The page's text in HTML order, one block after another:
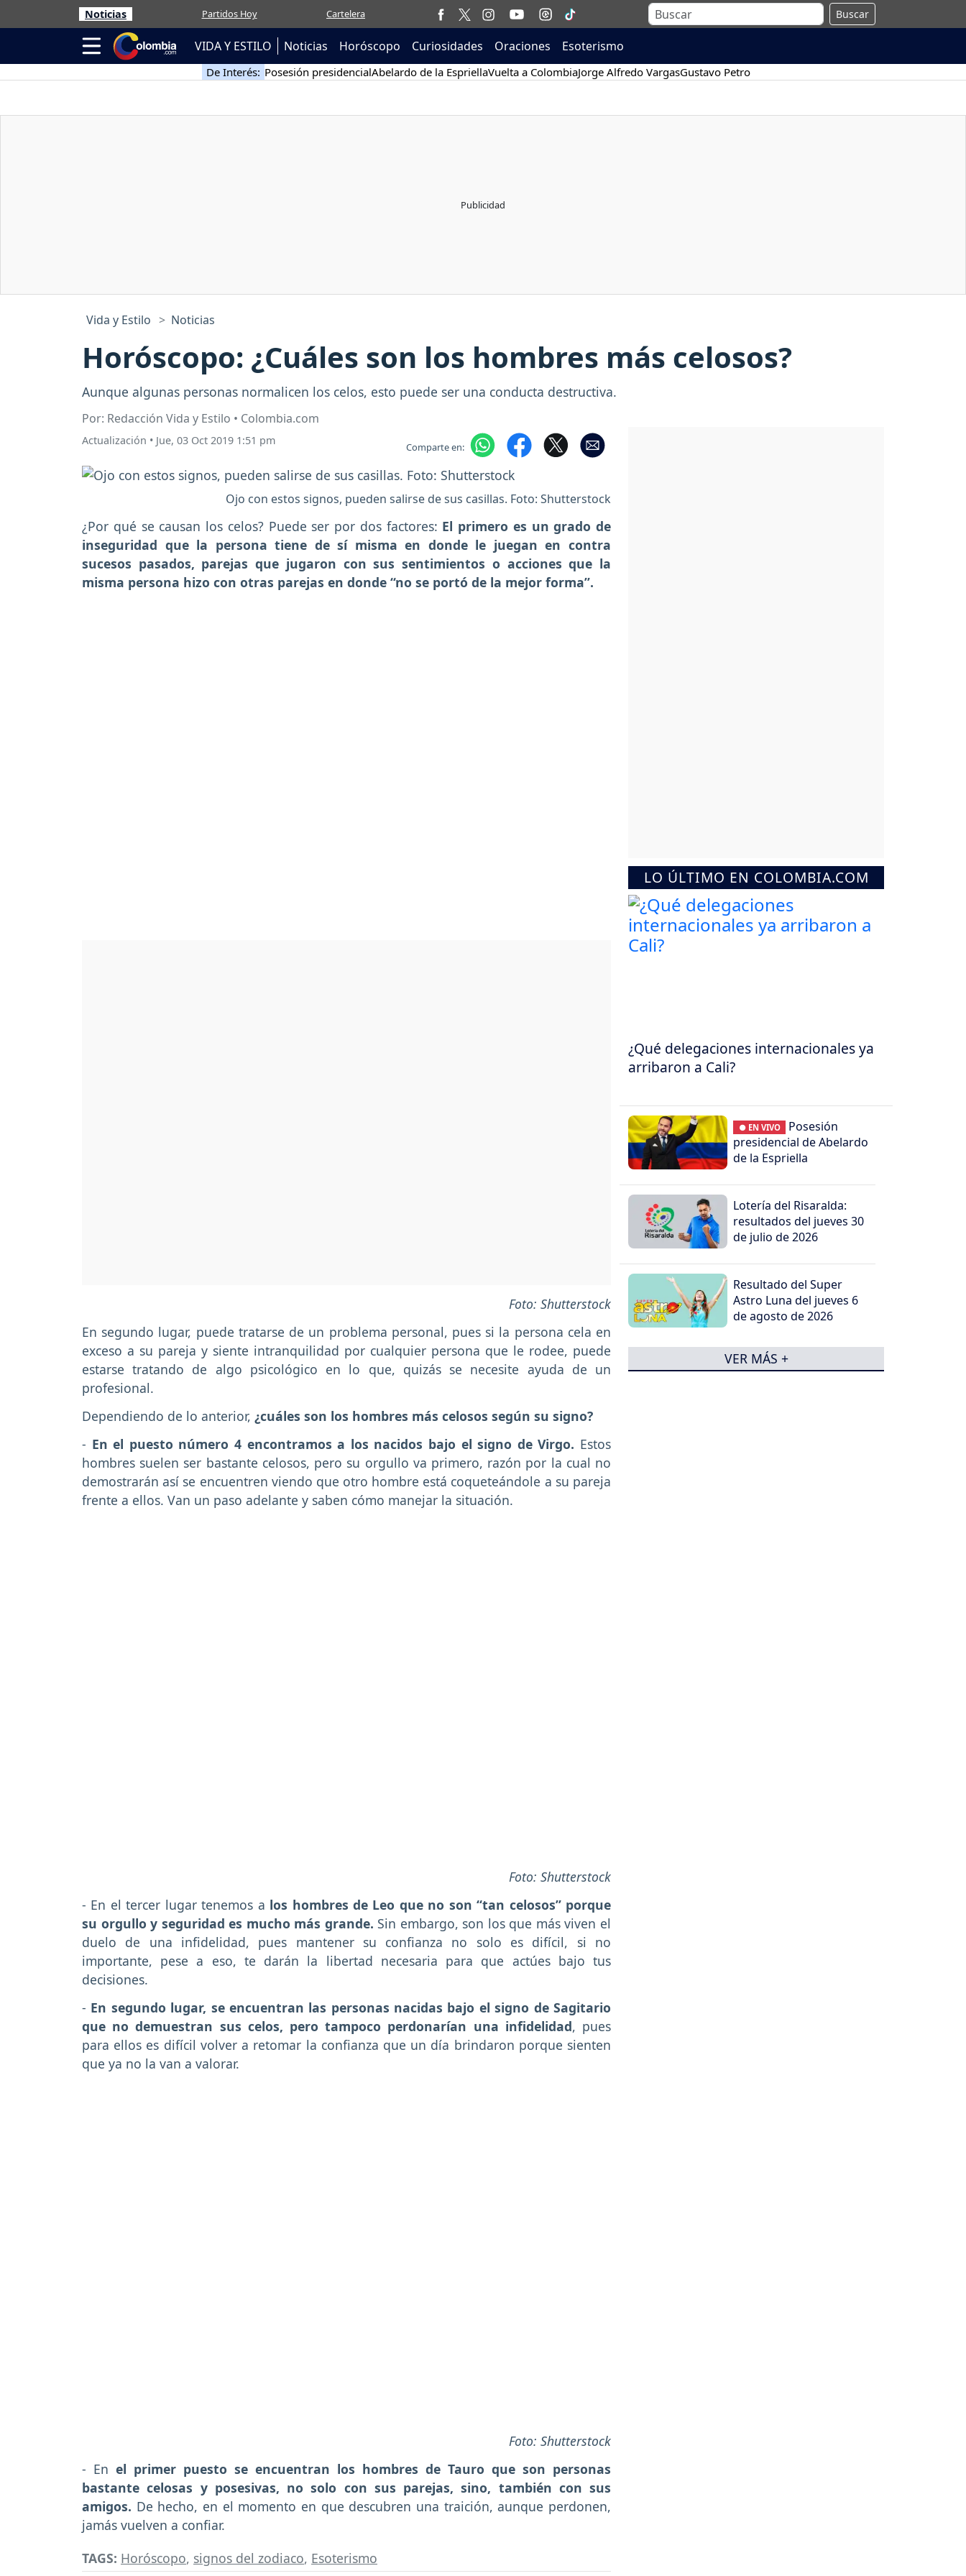
Noticias Partidos Hoy Cartelera Buscar
VIDA Y ESTILO Noticias Horóscopo Curiosidades Oraciones Esoterismo
De Interés: Posesión presidencialAbelardo de la EspriellaVuelta a ColombiaJorge Alfredo VargasGustavo Petro
Vida y Estilo Noticias
Horóscopo: ¿Cuáles son los hombres más celosos?
Aunque algunas personas normalicen los celos, esto puede ser una conducta destructiva.
Por: Redacción Vida y Estilo • Colombia.com
Actualización • Jue, 03 Oct 2019 1:51 pm Comparte en:
Ojo con estos signos, pueden salirse de sus casillas. Foto: Shutterstock
¿Por qué se causan los celos? Puede ser por dos factores: El primero es un grado de
inseguridad que la persona tiene de sí misma en donde le juegan en contra
sucesos pasados, parejas que jugaron con sus sentimientos o acciones que la
misma persona hizo con otras parejas en donde “no se portó de la mejor forma”.
Foto: Shutterstock
En segundo lugar, puede tratarse de un problema personal, pues si la persona cela en
exceso a su pareja y siente intranquilidad por cualquier persona que le rodee, puede
estarse tratando de algo psicológico en lo que, quizás se necesite ayuda de un
profesional.
Dependiendo de lo anterior, ¿cuáles son los hombres más celosos según su signo?
- En el puesto número 4 encontramos a los nacidos bajo el signo de Virgo. Estos
hombres suelen ser bastante celosos, pero su orgullo va primero, razón por la cual no
demostrarán así se encuentren viendo que otro hombre está coqueteándole a su pareja
frente a ellos. Van un paso adelante y saben cómo manejar la situación.
Foto: Shutterstock
- En el tercer lugar tenemos a los hombres de Leo que no son “tan celosos” porque
su orgullo y seguridad es mucho más grande. Sin embargo, son los que más viven el
duelo de una infidelidad, pues mantener su confianza no solo es difícil, si no
importante, pese a eso, te darán la libertad necesaria para que actúes bajo tus
decisiones.
- En segundo lugar, se encuentran las personas nacidas bajo el signo de Sagitario
que no demuestran sus celos, pero tampoco perdonarían una infidelidad, pues
para ellos es difícil volver a retomar la confianza que un día brindaron porque sienten
que ya no la van a valorar.
Foto: Shutterstock
- En el primer puesto se encuentran los hombres de Tauro que son personas
bastante celosas y posesivas, no solo con sus parejas, sino, también con sus
amigos. De hecho, en el momento en que descubren una traición, aunque perdonen,
jamás vuelven a confiar.
TAGS: Horóscopo, signos del zodiaco, Esoterismo
LO ÚLTIMO EN COLOMBIA.COM
¿Qué delegaciones internacionales ya
arribaron a Cali?
● EN VIVO
Posesión
presidencial de Abelardo
de la Espriella
Lotería del Risaralda:
resultados del jueves 30
de julio de 2026
Resultado del Super
Astro Luna del jueves 6
de agosto de 2026
VER MÁS +